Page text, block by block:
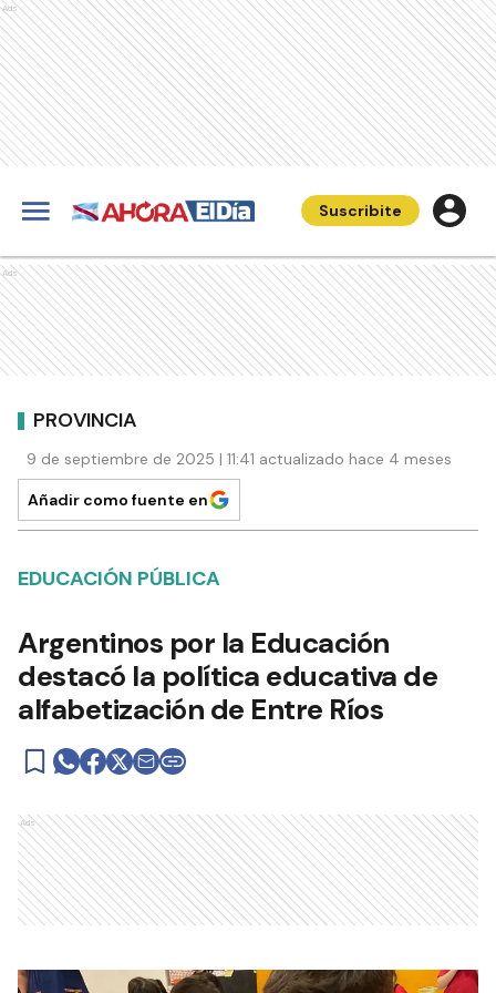
Ads
Suscribite
Ads
PROVINCIA
9 de septiembre de 2025 | 11:41 actualizado hace 4 meses
Añadir como fuente en
EDUCACIÓN PÚBLICA
Argentinos por la Educación
destacó la política educativa de
alfabetización de Entre Ríos
Ads